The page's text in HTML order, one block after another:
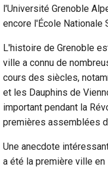
l'Université Grenoble
encore l'École Nationale
L'histoire de Grenoble
ville a connu de
cours des siècles,
et les Dauphins de
important pendant la
premières assemblées
Une anecdote
a été la première ville en